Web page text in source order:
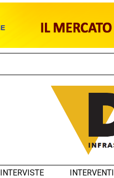
INTERVISTE INTERVENTI